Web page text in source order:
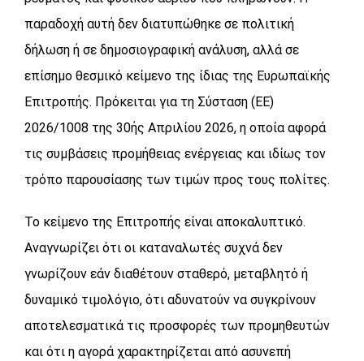
παραδοχή αυτή δεν διατυπώθηκε σε πολιτική
δήλωση ή σε δημοσιογραφική ανάλυση, αλλά σε
επίσημο θεσμικό κείμενο της ίδιας της Ευρωπαϊκής
Επιτροπής. Πρόκειται για τη Σύσταση (ΕΕ)
2026/1008 της 30ής Απριλίου 2026, η οποία αφορά
τις συμβάσεις προμήθειας ενέργειας και ιδίως τον
τρόπο παρουσίασης των τιμών προς τους πολίτες.
Το κείμενο της Επιτροπής είναι αποκαλυπτικό.
Αναγνωρίζει ότι οι καταναλωτές συχνά δεν
γνωρίζουν εάν διαθέτουν σταθερό, μεταβλητό ή
δυναμικό τιμολόγιο, ότι αδυνατούν να συγκρίνουν
αποτελεσματικά τις προσφορές των προμηθευτών
και ότι η αγορά χαρακτηρίζεται από ασυνεπή